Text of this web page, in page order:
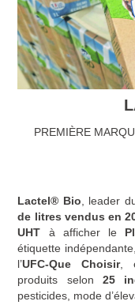
PREMIÈRE
Lactel® Bio , leader
de litres vendus en
UHT à afficher le
étiquette
l’UFC-Que Choisir,
produits selon25
pesticides, mode